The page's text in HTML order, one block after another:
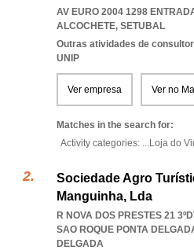
AV EURO 2004 1298
ALCOCHETE, SETUBAL
Outras atividades de
UNIP
Ver empresa Ver no
Matches in the search for:
Activity categories: ...Loja do
Sociedade Agro
Manguinha, Lda
R NOVA DOS PRESTES 21
SAO ROQUE PONTA
DELGADA